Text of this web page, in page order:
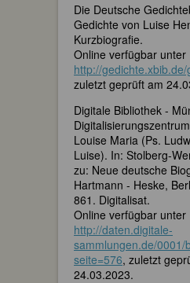
Die Deutsche
Gedichte von Luise
Kurzbiografie.
Online verfügbar unter
http://
zuletzt geprüft am
Digitale Bibliothek -
Louise Maria (Ps.
Luise). In: Stolberg-
zu: Neue deutsche
Hartmann - Heske,
861. Digitalisat.
Online verfügbar unter
http://daten.digitale-
sammlungen.de/
seite=576, zuletzt
24.03.2023.